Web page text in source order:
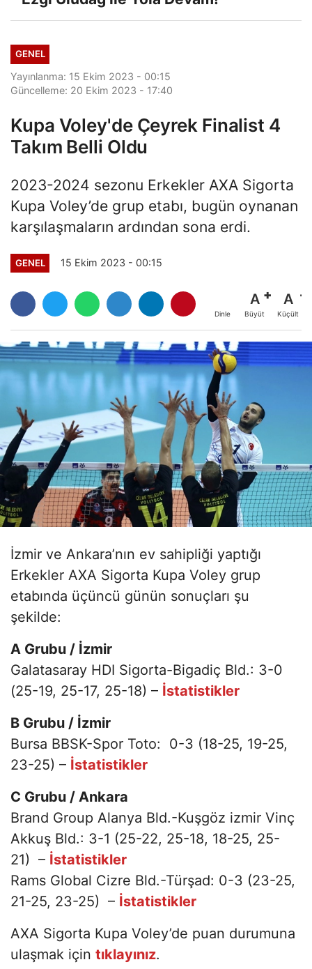
GENEL
Yayınlanma: 15 Ekim 2023 - 00:15
Güncelleme: 20 Ekim 2023 - 17:40
Kupa Voley'de Çeyrek Finalist 4
Takım Belli Oldu
2023-2024 sezonu Erkekler AXA Sigorta
Kupa Voley’de grup etabı, bugün oynanan
karşılaşmaların ardından sona erdi.
GENEL 15 Ekim 2023 - 00:15
Dinle
A
Büyüt
A
Küçült
İzmir ve Ankara’nın ev sahipliği yaptığı
Erkekler AXA Sigorta Kupa Voley grup
etabında üçüncü günün sonuçları şu
şekilde:
A Grubu / İzmir
Galatasaray HDI Sigorta-Bigadiç Bld.: 3-0
(25-19, 25-17, 25-18) – İstatistikler
B Grubu / İzmir
Bursa BBSK-Spor Toto: 0-3 (18-25, 19-25,
23-25) – İstatistikler
C Grubu / Ankara
Brand Group Alanya Bld.-Kuşgöz izmir Vinç
Akkuş Bld.: 3-1 (25-22, 25-18, 18-25, 25-
21) – İstatistikler
Rams Global Cizre Bld.-Türşad: 0-3 (23-25,
21-25, 23-25) – İstatistikler
AXA Sigorta Kupa Voley’de puan durumuna
ulaşmak için tıklayınız.